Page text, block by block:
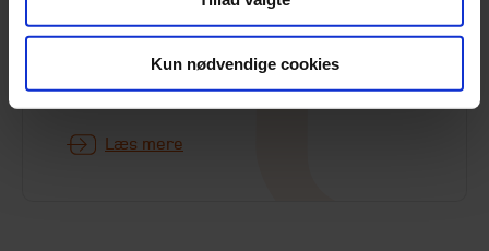
Kun nødvendige cookies
En praktisk guide til mindre og mellemstore
virksomheder.
Læs mere